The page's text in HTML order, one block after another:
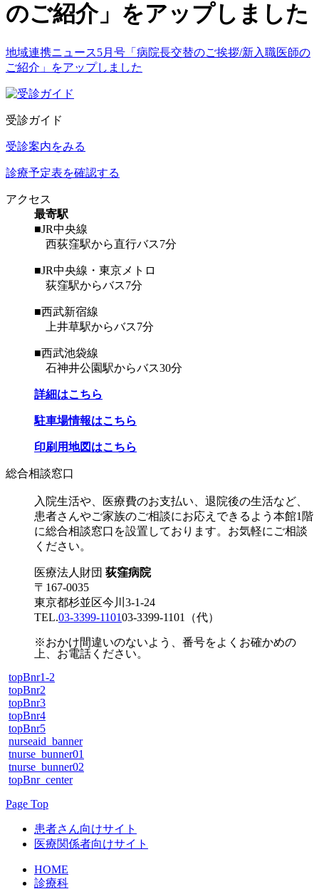
のご紹介」をアップしました
地域連携ニュース5月号「病院長交替のご挨拶/新入職医師の
ご紹介」をアップしました
受診ガイド
受診案内をみる
診療予定表を確認する
アクセス
最寄駅
■JR中央線
西荻窪駅から直行バス7分
■JR中央線・東京メトロ
荻窪駅からバス7分
■西武新宿線
上井草駅からバス7分
■西武池袋線
石神井公園駅からバス30分
詳細はこちら
駐車場情報はこちら
印刷用地図はこちら
総合相談窓口
入院生活や、医療費のお支払い、退院後の生活など、
患者さんやご家族のご相談にお応えできるよう本館1階
に総合相談窓口を設置しております。お気軽にご相談
ください。
医療法人財団 荻窪病院
〒167-0035
東京都杉並区今川3-1-24
TEL.03-3399-110103-3399-1101 （代）
※おかけ間違いのないよう、番号をよくお確かめの
上、お電話ください。
topBnr1-2
topBnr2
topBnr3
topBnr4
topBnr5
nurseaid_banner
tnurse_bunner01
tnurse_bunner02
topBnr_center
Page Top
患者さん向けサイト
医療関係者向けサイト
HOME
診療科